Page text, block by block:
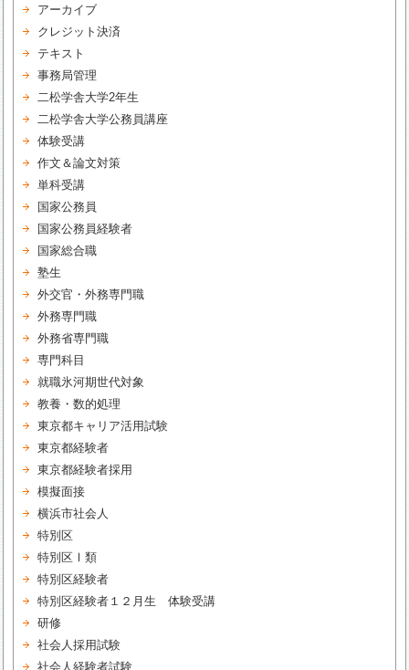
アーカイブ
クレジット決済
テキスト
事務局管理
二松学舎大学2年生
二松学舎大学公務員講座
体験受講
作文＆論文対策
単科受講
国家公務員
国家公務員経験者
国家総合職
塾生
外交官・外務専門職
外務専門職
外務省専門職
専門科目
就職氷河期世代対象
教養・数的処理
東京都キャリア活用試験
東京都経験者
東京都経験者採用
模擬面接
横浜市社会人
特別区
特別区Ⅰ類
特別区経験者
特別区経験者１２月生 体験受講
研修
社会人採用試験
社会人経験者試験